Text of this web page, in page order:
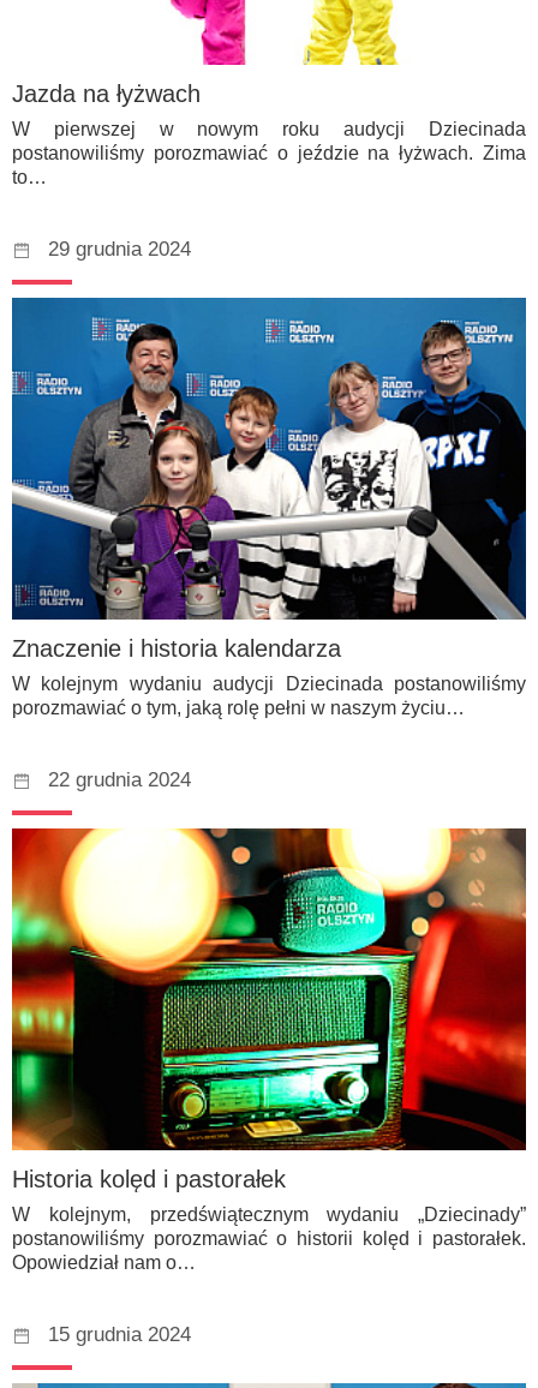
Jazda na łyżwach
W pierwszej w nowym roku audycji Dziecinada
postanowiliśmy porozmawiać o jeździe na łyżwach. Zima
to…
29 grudnia 2024
Znaczenie i historia kalendarza
W kolejnym wydaniu audycji Dziecinada postanowiliśmy
porozmawiać o tym, jaką rolę pełni w naszym życiu…
22 grudnia 2024
Historia kolęd i pastorałek
W kolejnym, przedświątecznym wydaniu „Dziecinady”
postanowiliśmy porozmawiać o historii kolęd i pastorałek.
Opowiedział nam o…
15 grudnia 2024